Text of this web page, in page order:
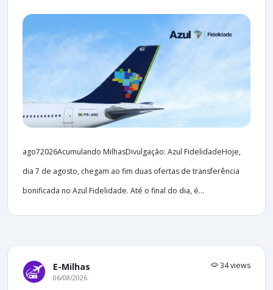
ago72026Acumulando MilhasDivulgação: Azul FidelidadeHoje,
dia 7 de agosto, chegam ao fim duas ofertas de transferência
bonificada no Azul Fidelidade. Até o final do dia, é...
E-Milhas 34 views
06/08/2026